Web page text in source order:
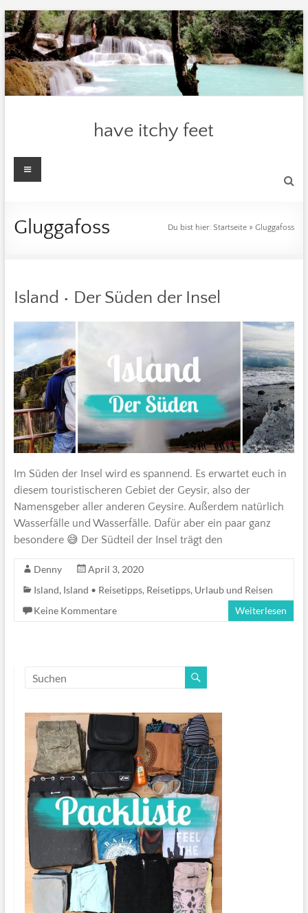
Zum
Inhalt
springen
have itchy feet
Menü
Gluggafoss Du bist hier:Startseite »Gluggafoss
Island • Der Süden der Insel
Im Süden der Insel wird es spannend. Es erwartet euch in
diesem touristischeren Gebiet der Geysir, also der
Namensgeber aller anderen Geysire. Außerdem natürlich
Wasserfälle und Wasserfälle. Dafür aber ein paar ganz
besondere 😅 Der Südteil der Insel trägt den
Denny
April 3, 2020
Island, Island • Reisetipps, Reisetipps, Urlaub und Reisen
Keine Kommentare
Weiterlesen